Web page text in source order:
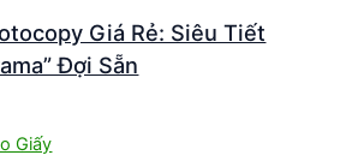
Giá Rẻ: Siêu Tiết
Đợi Sẵn